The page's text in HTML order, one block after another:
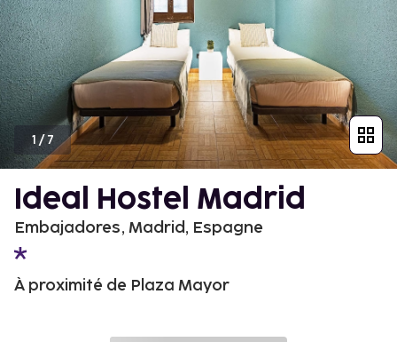
1/7
Ideal Hostel Madrid
Embajadores, Madrid, Espagne
À proximité de Plaza Mayor